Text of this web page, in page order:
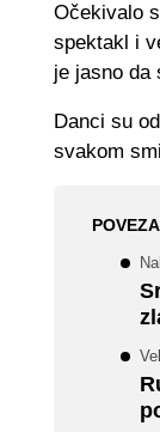
Očekivalo
spektakl i
je jasno da
Danci su
svakom